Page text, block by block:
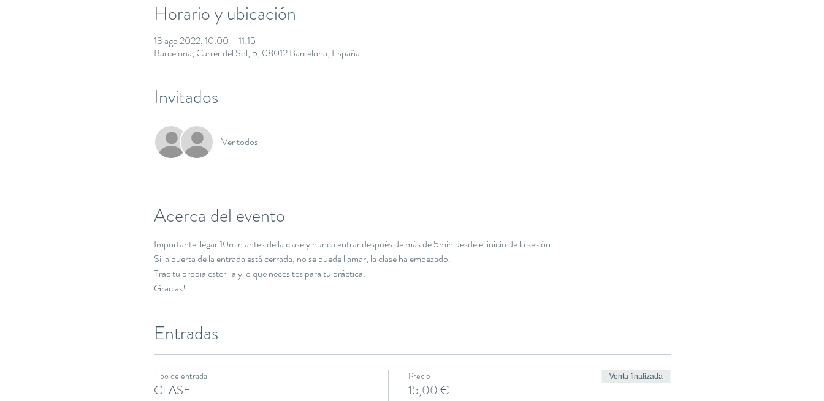
Horario y ubicación
13 ago 2022, 10:00 – 11:15
Barcelona, Carrer del Sol, 5, 08012 Barcelona, España
Invitados
Ver todos
Acerca del evento
Importante llegar 10min antes de la clase y nunca entrar después de más de 5min desde el inicio de la sesión.
Si la puerta de la entrada está cerrada, no se puede llamar, la clase ha empezado.
Trae tu propia esterilla y lo que necesites para tu práctica.
Gracias!
Entradas
Tipo de entrada
CLASE
Precio
15,00 €
Venta finalizada